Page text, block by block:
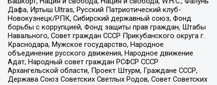
Дафа, Иртыш Ultras, Русский Патриотический клуб-
Новокузнецк/РПК, Сибирский державный союз, Фонд
борьбы с коррупцией, Фонд защиты прав граждан, Штабы
Навального, Совет граждан СССР Прикубанского округа г.
Краснодара, Мужское государство, Народное
объединение русского движения, Народное движение
Адат, Народный совет граждан РСФСР СССР
Архангельской области, Проект Штурм, Граждане СССР,
Держава Союз Советских Светлых Родов, Совет Советских